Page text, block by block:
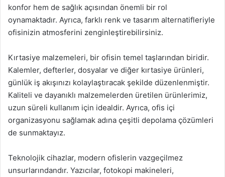
konfor hem de sağlık açısından önemli bir rol
oynamaktadır. Ayrıca, farklı renk ve tasarım alternatifleriyle
ofisinizin atmosferini zenginleştirebilirsiniz.
Kırtasiye malzemeleri, bir ofisin temel taşlarından biridir.
Kalemler, defterler, dosyalar ve diğer kırtasiye ürünleri,
günlük iş akışınızı kolaylaştıracak şekilde düzenlenmiştir.
Kaliteli ve dayanıklı malzemelerden üretilen ürünlerimiz,
uzun süreli kullanım için idealdir. Ayrıca, ofis içi
organizasyonu sağlamak adına çeşitli depolama çözümleri
de sunmaktayız.
Teknolojik cihazlar, modern ofislerin vazgeçilmez
unsurlarındandır. Yazıcılar, fotokopi makineleri,